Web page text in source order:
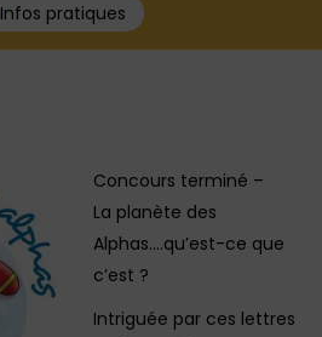
Infos pratiques
Concours terminé –
La planète des
Alphas….qu’est-ce que
c’est ?
Intriguée par ces lettres